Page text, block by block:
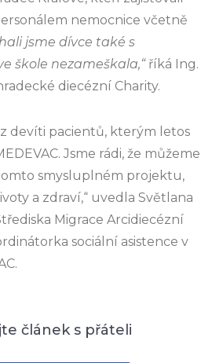
nemocnice včetně
jsme dívce také s
škole nezameškala,“říká Ing.
diecézní Charity.
devíti pacientů, kterým letos
Jsme rádi, že můžeme
smysluplném projektu,
a zdraví,“ uvedla Světlana
Migrace Arcidiecézní
sociální asistence v
článek s přáteli